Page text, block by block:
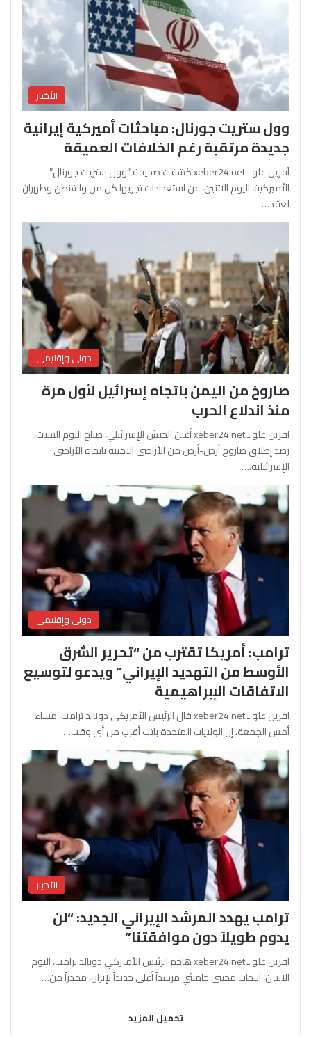
الأخبار
وول ستريت جورنال: مباحثات أميركية إيرانية
جديدة مرتقبة رغم الخلافات العميقة
آفرين علو ـ xeber24.net كشفت صحيفة “وول ستريت جورنال”
الأميركية، اليوم الاثنين، عن استعدادات تجريها كل من واشنطن وطهران
لعقد…
دولي وإقليمي
صاروخ من اليمن باتجاه إسرائيل لأول مرة
منذ اندلاع الحرب
آفرين علو ـ xeber24.net أعلن الجيش الإسرائيلي، صباح اليوم السبت،
رصد إطلاق صاروخ أرض-أرض من الأراضي اليمنية باتجاه الأراضي
الإسرائيلية،…
دولي وإقليمي
ترامب: أمريكا تقترب من “تحرير الشرق
الأوسط من التهديد الإيراني” ويدعو لتوسيع
الاتفاقات الإبراهيمية
آفرين علو ـ xeber24.net قال الرئيس الأمريكي دونالد ترامب، مساء
أمس الجمعة، إن الولايات المتحدة باتت أقرب من أي وقت…
الأخبار
ترامب يهدد المرشد الإيراني الجديد: “لن
يدوم طويلاً دون موافقتنا”
آفرين علو ـ xeber24.net هاجم الرئيس الأميركي دونالد ترامب، اليوم
الاثنين، انتخاب مجتبى خامنئي مرشداً أعلى جديداً لإيران، محذراً من…
تحميل المزيد